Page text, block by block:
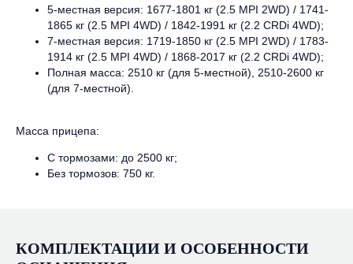
5-местная версия: 1677-1801 кг (2.5 MPI 2WD) / 1741-
1865 кг (2.5 MPI 4WD) / 1842-1991 кг (2.2 CRDi 4WD);
7-местная версия: 1719-1850 кг (2.5 MPI 2WD) / 1783-
1914 кг (2.5 MPI 4WD) / 1868-2017 кг (2.2 CRDi 4WD);
Полная масса: 2510 кг (для 5-местной), 2510-2600 кг
(для 7-местной).
Масса прицепа:
С тормозами: до 2500 кг;
Без тормозов: 750 кг.
КОМПЛЕКТАЦИИ И ОСОБЕННОСТИ